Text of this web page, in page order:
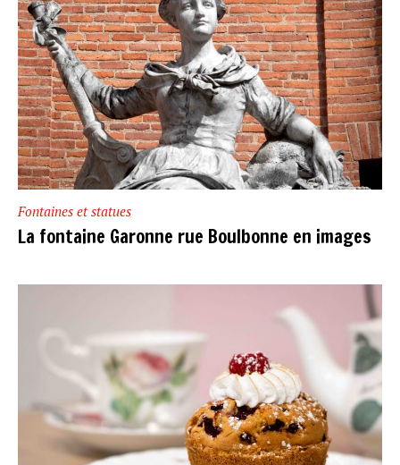
Fontaines et statues
La fontaine Garonne rue Boulbonne en images